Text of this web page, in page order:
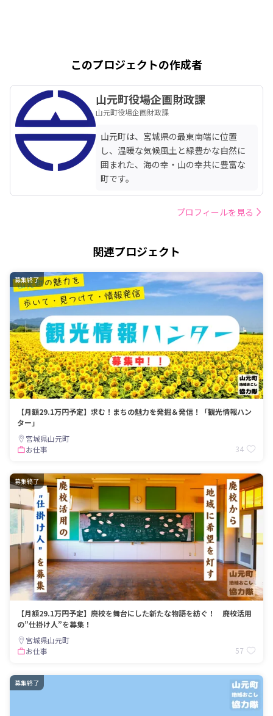
このプロジェクトの作成者
山元町役場企画財政課
山元町役場企画財政課
山元町は、宮城県の最東南端に位置
し、温暖な気候風土と緑豊かな自然に
囲まれた、海の幸・山の幸共に豊富な
町です。
プロフィールを見る
関連プロジェクト
募集終了
【月額29.1万円予定】求む！まちの魅力を発掘＆発信！「観光情報ハン
ター」
宮城県山元町
お仕事
34
募集終了
【月額29.1万円予定】廃校を舞台にした新たな物語を紡ぐ！ 廃校活用
の”仕掛け人”を募集！
宮城県山元町
お仕事
57
募集終了